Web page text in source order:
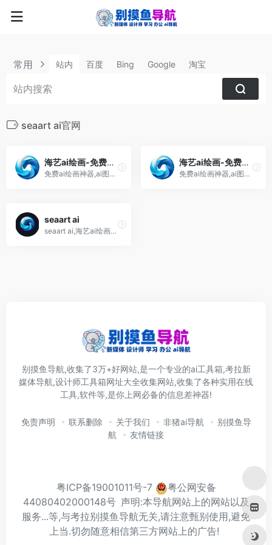
常用 站内 百度 Bing Google 淘宝
seaart ai官网
海艺ai绘画-免费绘画神器
免费ai绘画神器,ai图片增强,智能去背景,ai模特试衣,草稿成图,人物打光-海艺seaart ai
海艺ai绘画-免费绘画神器
免费ai绘画神器,ai图片增强,智能去背景,ai模特试衣,草稿成图,人物打光-海艺seaart ai
seaart ai
seaart ai,海艺ai绘画网站,聊天机器人,prompt提示词社区
别摸鱼导航,收集了3万+好网站,是一个专业的ai工具箱,考拉新
媒体导航,设计师工具箱网址大全收集网站,收集了各种实用在线
工具,软件等,是你上网必备的信息差神器!
免责声明 联系删除 关于我们 非猪ai导航
别摸鱼导
航
友情链接
粤ICP备19001011号-7
粤公网安备
44080402000148号 声明:本导航网站上的网站以及
服务...等,与考拉别摸鱼导航无关,请注意甄别使用,避免
上当.切勿随意相信第三方网站上的广告!